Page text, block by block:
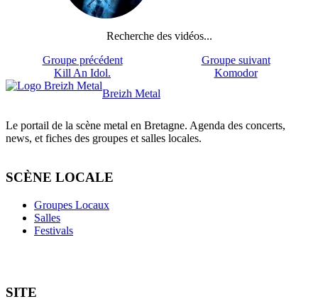
Recherche des vidéos...
Groupe précédent
Kill An Idol.
Groupe suivant
Komodor
Breizh Metal
Le portail de la scène metal en Bretagne. Agenda des concerts,
news, et fiches des groupes et salles locales.
SCÈNE LOCALE
Groupes Locaux
Salles
Festivals
SITE